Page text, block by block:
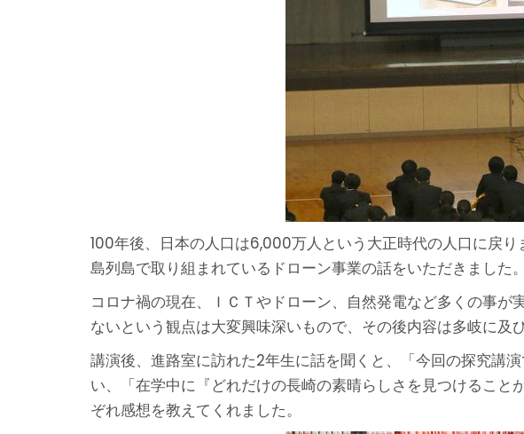
100年後、日本の人口は6,000万人という大正時代の人口に戻
島列島で取り組まれているドローン事業の話をいただきました。
コロナ禍の現在、ＩＣＴやドローン、自然発電など多くの事
ないという観点は大変興味深いもので、その後内容は多岐に及び
講演後、進路室に訪れた2年生に話を聞くと、「今回の探究講
い、「在学中に『どれだけの長崎の素晴らしさを見つけるこ
ぞれ感想を教えてくれました。